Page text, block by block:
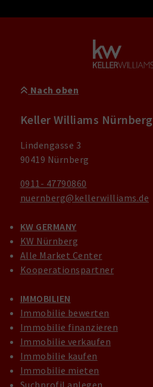
Nach oben
Keller Williams Nürnberg
Lindengasse 3
90419 Nürnberg
0911- 47790860
nuernberg@kellerwilliams.de
KW GERMANY
KW Nürnberg
Alle Market Center
Kooperationspartner
IMMOBILIEN
Immobilie bewerten
Immobilie finanzieren
Immobilie verkaufen
Immobilie kaufen
Immobilie mieten
Suchprofil anlegen